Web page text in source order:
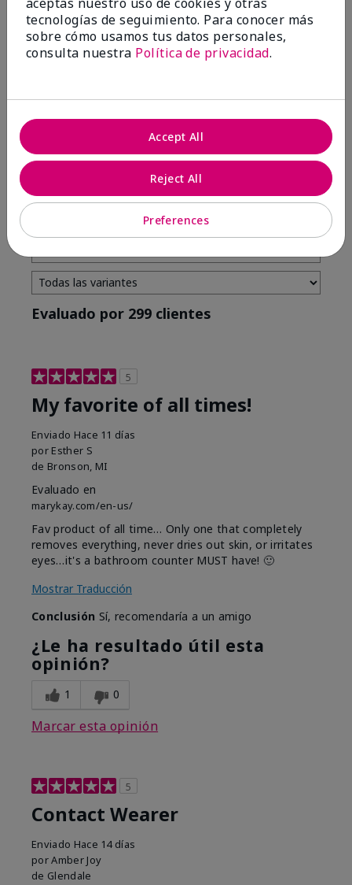
4 estrellas
7
3 estrellas
1 estrella
3
Tono De Piel
Filtrar
reseñas
por
piel
Evaluado por 299 clientes
5
My favorite of all times!
Enviado Hace 11 días
por Esther S
de Bronson, MI
Evaluado en
marykay.com/en-us/
Fav product of all time… Only one that completely
removes everything, never dries out skin, or irritates
eyes…it's a bathroom counter MUST have! 🙂
Mostrar Traducción
Conclusión Sí, recomendaría a un amigo
¿Le ha resultado útil esta
opinión?
1 0
Marcar esta opinión
5
Contact Wearer
Enviado Hace 14 días
porAmber Joy
de Glendale
tecnologías de seguimiento. Para conocer más
sobre cómo usamos tus datos personales,
consulta nuestra Política de privacidad.
Preferences
Reject All
Accept All